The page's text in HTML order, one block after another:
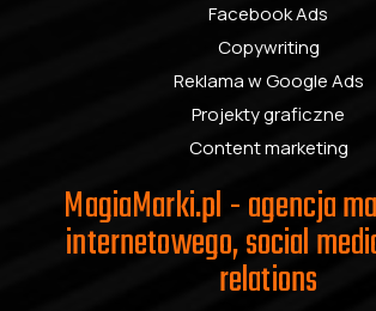
Facebook Ads
Copywriting
Reklama w Google Ads
Projekty graficzne
Content marketing
MagiaMarki.pl - agencja
internetowego, social
relations